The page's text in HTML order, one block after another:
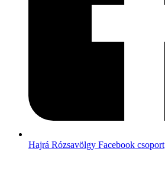
Hajrá Rózsavölgy Facebook csoport